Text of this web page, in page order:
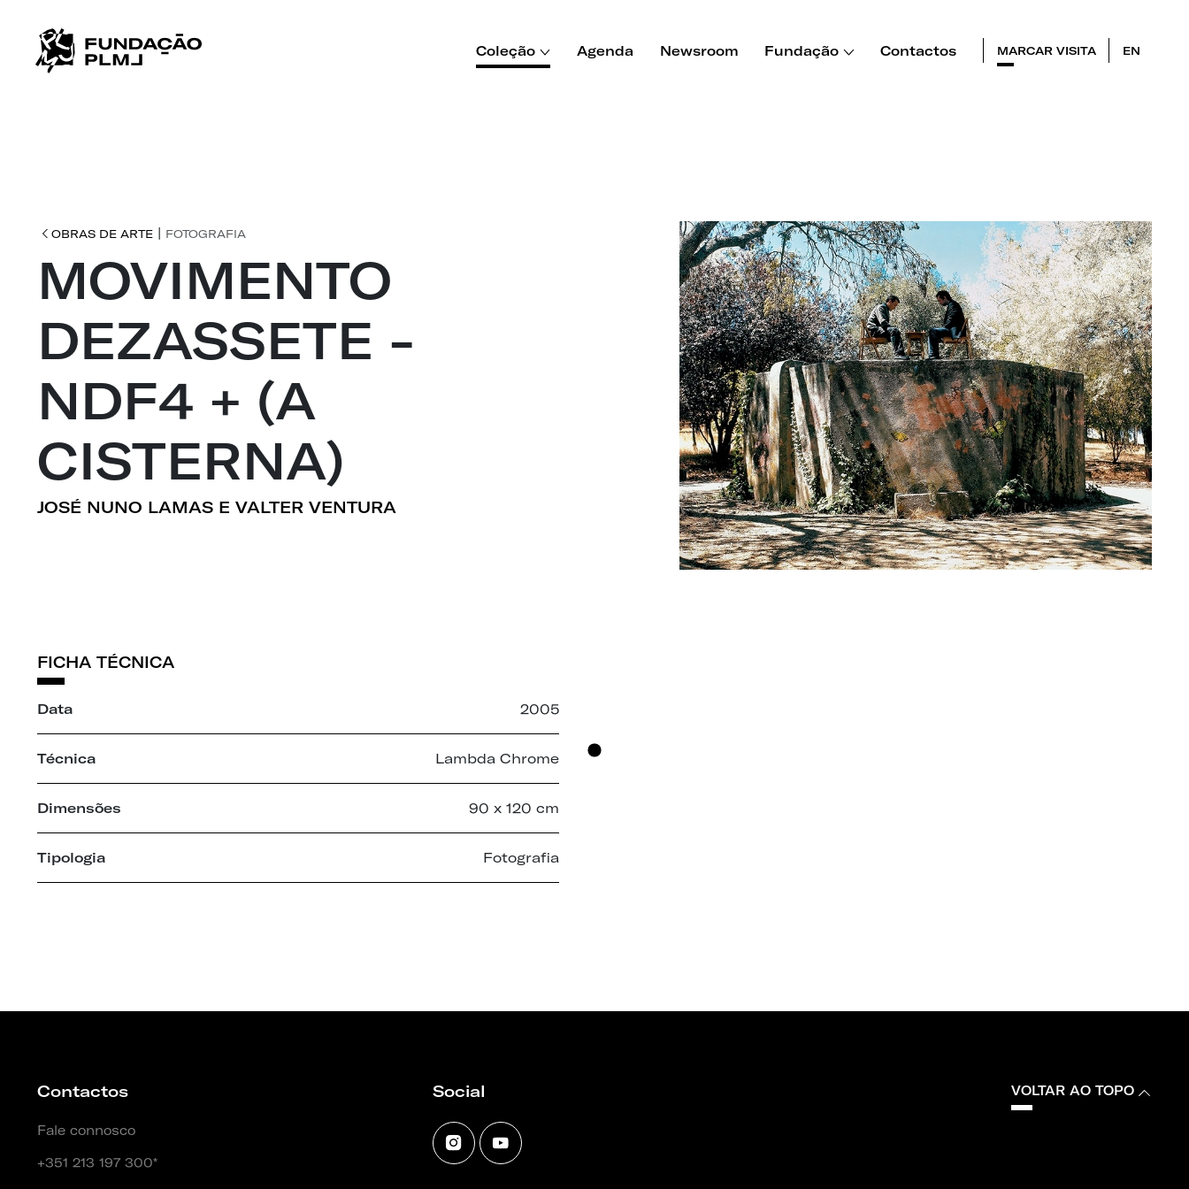
Coleção Agenda Newsroom Fundação Contactos MARCAR VISITA EN
OBRAS DE ARTE | FOTOGRAFIA
MOVIMENTO
DEZASSETE -
NDF4 + (A
CISTERNA)
JOSÉ NUNO LAMAS E VALTER VENTURA
FICHA TÉCNICA
Data 2005
Técnica Lambda Chrome
Dimensões 90 x 120 cm
Tipologia Fotografia
VOLTAR AO TOPO
Contactos
Fale connosco
+351 213 197 300*
Social